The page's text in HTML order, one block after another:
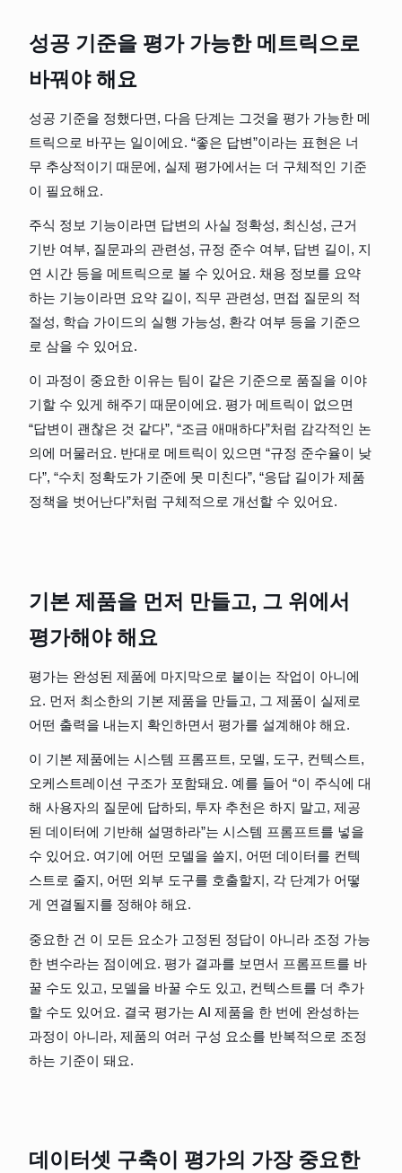
성공 기준을 평가 가능한 메트릭으로
바꿔야 해요
성공 기준을 정했다면, 다음 단계는 그것을 평가 가능한 메
트릭으로 바꾸는 일이에요. “좋은 답변”이라는 표현은 너
무 추상적이기 때문에, 실제 평가에서는 더 구체적인 기준
이 필요해요.
주식 정보 기능이라면 답변의 사실 정확성, 최신성, 근거
기반 여부, 질문과의 관련성, 규정 준수 여부, 답변 길이, 지
연 시간 등을 메트릭으로 볼 수 있어요. 채용 정보를 요약
하는 기능이라면 요약 길이, 직무 관련성, 면접 질문의 적
절성, 학습 가이드의 실행 가능성, 환각 여부 등을 기준으
로 삼을 수 있어요.
이 과정이 중요한 이유는 팀이 같은 기준으로 품질을 이야
기할 수 있게 해주기 때문이에요. 평가 메트릭이 없으면
“답변이 괜찮은 것 같다”, “조금 애매하다”처럼 감각적인 논
의에 머물러요. 반대로 메트릭이 있으면 “규정 준수율이 낮
다”, “수치 정확도가 기준에 못 미친다”, “응답 길이가 제품
정책을 벗어난다”처럼 구체적으로 개선할 수 있어요.
기본 제품을 먼저 만들고, 그 위에서
평가해야 해요
평가는 완성된 제품에 마지막으로 붙이는 작업이 아니에
요. 먼저 최소한의 기본 제품을 만들고, 그 제품이 실제로
어떤 출력을 내는지 확인하면서 평가를 설계해야 해요.
이 기본 제품에는 시스템 프롬프트, 모델, 도구, 컨텍스트,
오케스트레이션 구조가 포함돼요. 예를 들어 “이 주식에 대
해 사용자의 질문에 답하되, 투자 추천은 하지 말고, 제공
된 데이터에 기반해 설명하라”는 시스템 프롬프트를 넣을
수 있어요. 여기에 어떤 모델을 쓸지, 어떤 데이터를 컨텍
스트로 줄지, 어떤 외부 도구를 호출할지, 각 단계가 어떻
게 연결될지를 정해야 해요.
중요한 건 이 모든 요소가 고정된 정답이 아니라 조정 가능
한 변수라는 점이에요. 평가 결과를 보면서 프롬프트를 바
꿀 수도 있고, 모델을 바꿀 수도 있고, 컨텍스트를 더 추가
할 수도 있어요. 결국 평가는 AI 제품을 한 번에 완성하는
과정이 아니라, 제품의 여러 구성 요소를 반복적으로 조정
하는 기준이 돼요.
데이터셋 구축이 평가의 가장 중요한